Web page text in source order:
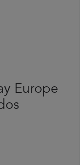
Europe